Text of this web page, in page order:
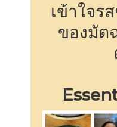
เข้าใจร
ของมัต